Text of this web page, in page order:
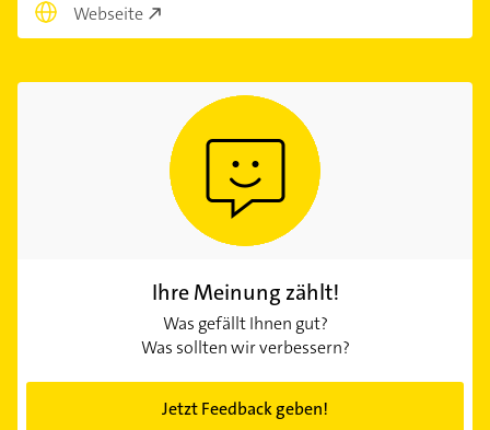
Webseite
Ihre Meinung zählt!
Was gefällt Ihnen gut?
Was sollten wir verbessern?
Jetzt Feedback geben!